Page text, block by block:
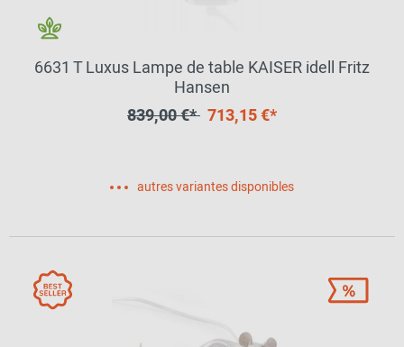
6631 T Luxus Lampe de table KAISER idell Fritz
Hansen
839,00 €* 713,15 €*
autres variantes disponibles